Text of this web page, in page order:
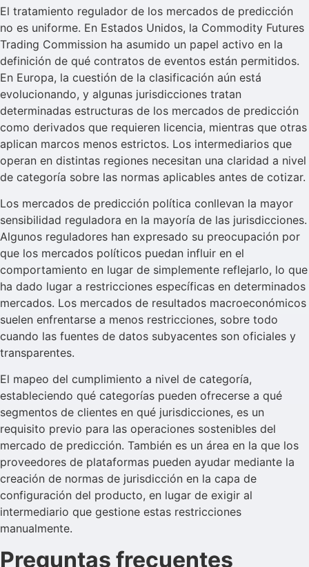
El tratamiento regulador de los mercados de predicción
no es uniforme. En Estados Unidos, la Commodity Futures
Trading Commission ha asumido un papel activo en la
definición de qué contratos de eventos están permitidos.
En Europa, la cuestión de la clasificación aún está
evolucionando, y algunas jurisdicciones tratan
determinadas estructuras de los mercados de predicción
como derivados que requieren licencia, mientras que otras
aplican marcos menos estrictos. Los intermediarios que
operan en distintas regiones necesitan una claridad a nivel
de categoría sobre las normas aplicables antes de cotizar.
Los mercados de predicción política conllevan la mayor
sensibilidad reguladora en la mayoría de las jurisdicciones.
Algunos reguladores han expresado su preocupación por
que los mercados políticos puedan influir en el
comportamiento en lugar de simplemente reflejarlo, lo que
ha dado lugar a restricciones específicas en determinados
mercados. Los mercados de resultados macroeconómicos
suelen enfrentarse a menos restricciones, sobre todo
cuando las fuentes de datos subyacentes son oficiales y
transparentes.
El mapeo del cumplimiento a nivel de categoría,
estableciendo qué categorías pueden ofrecerse a qué
segmentos de clientes en qué jurisdicciones, es un
requisito previo para las operaciones sostenibles del
mercado de predicción. También es un área en la que los
proveedores de plataformas pueden ayudar mediante la
creación de normas de jurisdicción en la capa de
configuración del producto, en lugar de exigir al
intermediario que gestione estas restricciones
manualmente.
Preguntas frecuentes